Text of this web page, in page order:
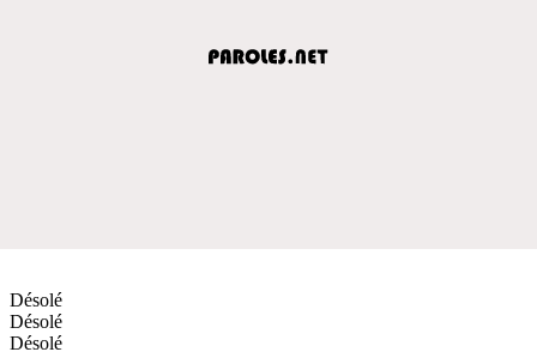
Désolé
Désolé
Désolé